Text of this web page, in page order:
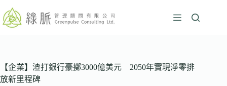
至
容【企業】渣打銀行豪擲3000億美元 2050年實現淨零排
放新里程碑